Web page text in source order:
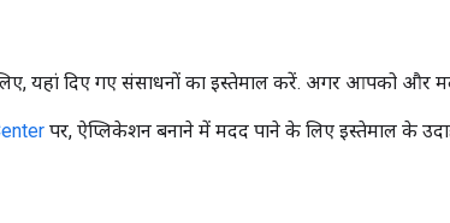
यहां दिए गए संसाधनों का इस्तेमाल करें. अगर आपको और
पर, ऐप्लिकेशन बनाने में मदद पाने के लिए इस्तेमाल के